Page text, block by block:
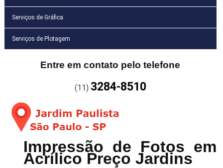
Serviços de Gráfica
Serviços de Plotagem
Entre em contato pelo telefone
(11) 3284-8510
Impressão de Fotos em
Acrílico Preço Jardins